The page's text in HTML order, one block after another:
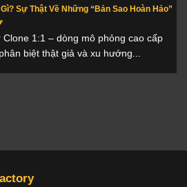
Sự Thật Về Những “Bản Sao Hoàn Hảo”
1:1 – dòng mô phỏng cao cấp
biệt thật giả và xu hướng...